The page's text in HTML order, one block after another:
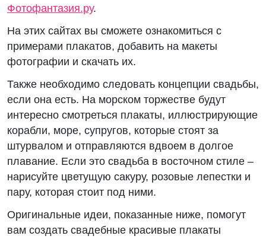
Фотофантазия.ру.
На этих сайтах вы сможете ознакомиться с
примерами плакатов, добавить на макеты
фотографии и скачать их.
Также необходимо следовать концепции свадьбы,
если она есть. На морском торжестве будут
интересно смотреться плакаты, иллюстрирующие
корабли, море, супругов, которые стоят за
штурвалом и отправляются вдвоем в долгое
плавание. Если это свадьба в восточном стиле –
нарисуйте цветущую сакуру, розовые лепестки и
пару, которая стоит под ними.
Оригинальные идеи, показанные ниже, помогут
вам создать свадебные красивые плакаты